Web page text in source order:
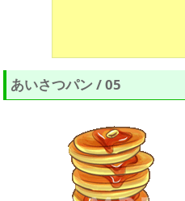
あいさつパン / 05